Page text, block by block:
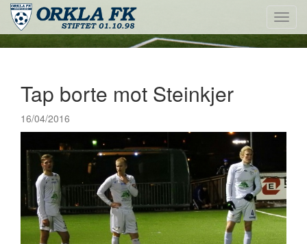
Tap borte mot Steinkjer
16/04/2016